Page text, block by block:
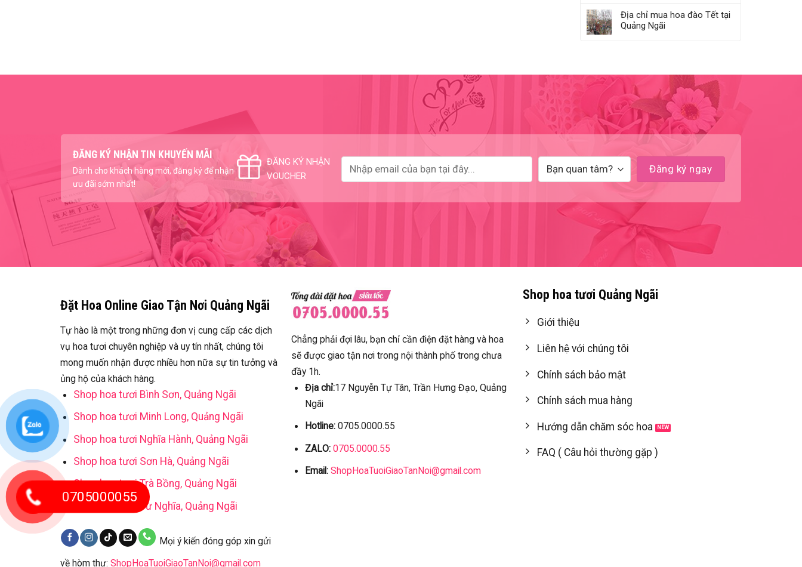
Địa chỉ mua hoa đào Tết tại
Quảng Ngãi
ĐĂNG KÝ NHẬN TIN KHUYẾN MÃI
Dành cho khách hàng mới, đăng ký để nhận
ưu đãi sớm nhất!
ĐĂNG KÝ NHẬN
VOUCHER
Đặt Hoa Online Giao Tận Nơi Quảng Ngãi
Tự hào là một trong những đơn vị cung cấp các dịch
vụ hoa tươi chuyên nghiệp và uy tín nhất, chúng tôi
mong muốn nhận được nhiều hơn nữa sự tin tưởng và
ủng hộ của khách hàng.
Shop hoa tươi Bình Sơn, Quảng Ngãi
Shop hoa tươi Minh Long, Quảng Ngãi
Shop hoa tươi Nghĩa Hành, Quảng Ngãi
Shop hoa tươi Sơn Hà, Quảng Ngãi
Shop hoa tươi Trà Bồng, Quảng Ngãi
Shop hoa tươi Tư Nghĩa, Quảng Ngãi
Mọi ý kiến đóng góp xin gửi
về hòm thư: ShopHoaTuoiGiaoTanNoi@gmail.com
Chẳng phải đợi lâu, bạn chỉ cần điện đặt hàng và hoa
sẽ được giao tận nơi trong nội thành phố trong chưa
đầy 1h.
Địa chỉ:17 Nguyễn Tự Tân, Trần Hưng Đạo, Quảng
Ngãi
Hotline:0705.0000.55
ZALO: 0705.0000.55
Email: ShopHoaTuoiGiaoTanNoi@gmail.com
Shop hoa tươi Quảng Ngãi
Giới thiệu
Liên hệ với chúng tôi
Chính sách bảo mật
Chính sách mua hàng
Hướng dẫn chăm sóc hoa
FAQ ( Câu hỏi thường gặp )
0705000055